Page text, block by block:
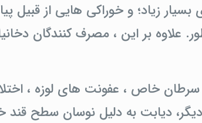
زیاد؛ و خوراکی هایی از قبیل
علاوه بر این ، مصرف کنندگان
سرطان خاص ، عفونت های لوزه ،
دیابت به دلیل نوسان سطح